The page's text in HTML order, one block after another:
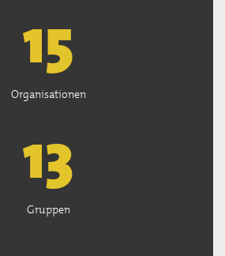
15
Organisationen
13
Gruppen